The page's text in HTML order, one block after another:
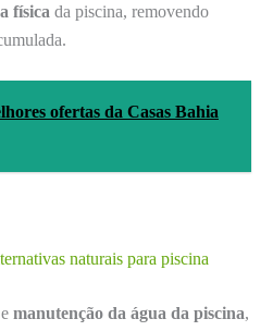
física da piscina, removendo
ofertas da Casas Bahia
naturais para piscina
e manutenção da água da piscina,